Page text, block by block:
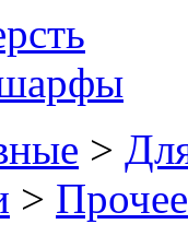
>
> Прочее